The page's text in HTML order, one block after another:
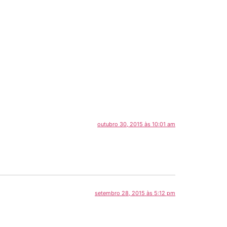
outubro 30, 2015 às 10:01 am
setembro 28, 2015 às 5:12 pm